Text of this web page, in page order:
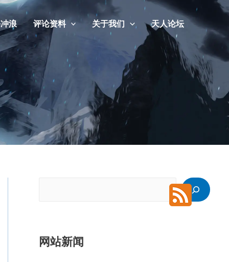
浪 评论资料 关于我们 天人论坛
网站新闻